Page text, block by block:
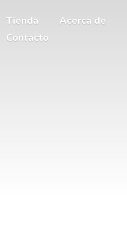
Tienda Acerca de
Contacto